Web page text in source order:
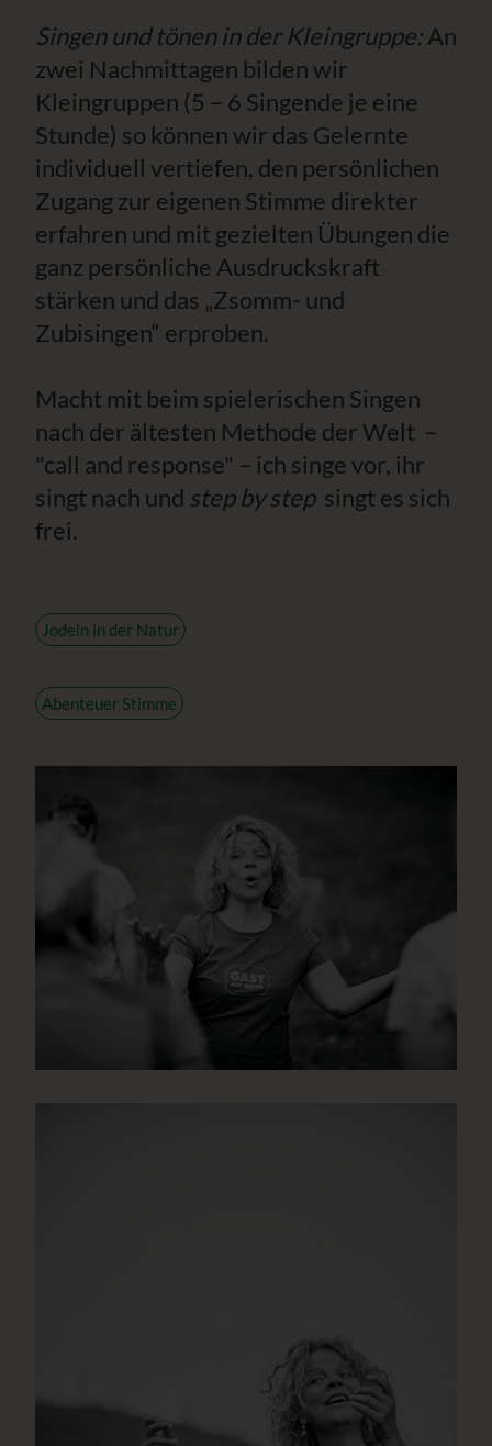
Singen und tönen in der Kleingruppe:An
zwei Nachmittagen bilden wir
Kleingruppen (5 – 6 Singende je eine
Stunde) so können wir das Gelernte
individuell vertiefen, den persönlichen
Zugang zur eigenen Stimme direkter
erfahren und mit gezielten Übungen die
ganz persönliche Ausdruckskraft
stärken und das „Zsomm- und
Zubisingen“ erproben.
Macht mit beim spielerischen Singen
nach der ältesten Methode der Welt –
"call and response" – ich singe vor, ihr
singt nach und step by stepsingt es sich
frei.
Jodeln in der Natur
Abenteuer Stimme